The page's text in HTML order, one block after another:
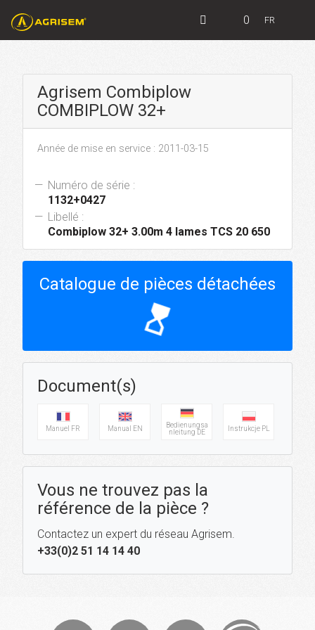
0 FR
Agrisem Combiplow
COMBIPLOW 32+
Année de mise en service : 2011-03-15
Numéro de série :
1132+0427
Libellé :
Combiplow 32+ 3.00m 4 lames TCS 20 650
Catalogue de pièces détachées
hourglass_top
Document(s)
Manuel FR Manual EN
Bedienungsa
nleitung DE
Instrukcje PL
Vous ne trouvez pas la
référence de la pièce ?
Contactez un expert du réseau Agrisem.
+33(0)2 51 14 14 40